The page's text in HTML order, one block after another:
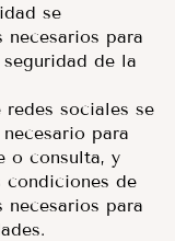
se
necesarios para
de la
sociales se
para
o consulta, y
condiciones de
para